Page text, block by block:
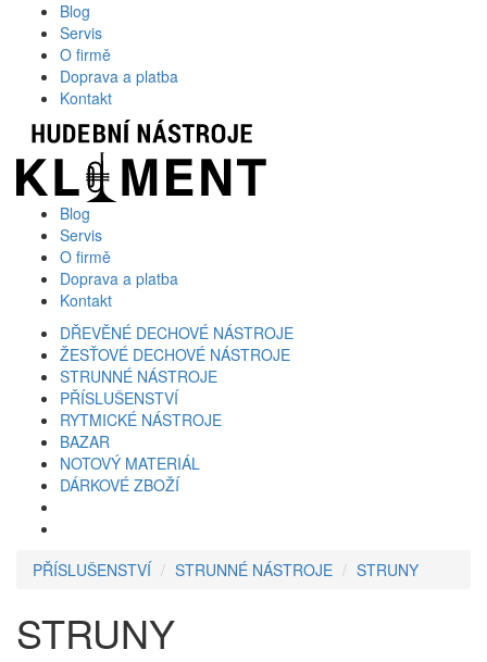
Blog
Servis
O firmě
Doprava a platba
Kontakt
Blog
Servis
O firmě
Doprava a platba
Kontakt
DŘEVĚNÉ DECHOVÉ NÁSTROJE
ŽESŤOVÉ DECHOVÉ NÁSTROJE
STRUNNÉ NÁSTROJE
PŘÍSLUŠENSTVÍ
RYTMICKÉ NÁSTROJE
BAZAR
NOTOVÝ MATERIÁL
DÁRKOVÉ ZBOŽÍ
PŘÍSLUŠENSTVÍ STRUNNÉ NÁSTROJE STRUNY
STRUNY